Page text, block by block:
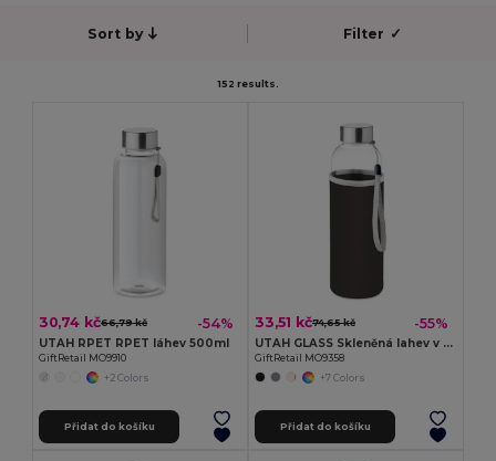
Sort by Filter ✓
152 results.
30,74 kč66,79 kč -54%
UTAH RPET RPET láhev 500ml
GiftRetail MO9910
+2 Colors
Přidat do košíku
33,51 kč74,65 kč -55%
UTAH GLASS Skleněná lahev v neoprenu
GiftRetail MO9358
+7 Colors
Přidat do košíku